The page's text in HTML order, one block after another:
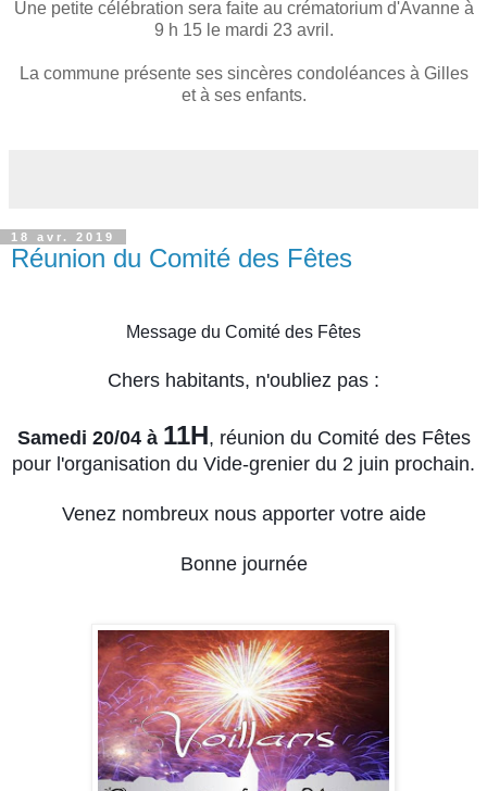
Une petite célébration sera faite au crématorium d'Avanne à
9 h 15 le mardi 23 avril.
La commune présente ses sincères condoléances à Gilles
et à ses enfants.
18 avr. 2019
Réunion du Comité des Fêtes
Message du Comité des Fêtes
Chers habitants, n'oubliez pas :
Samedi 20/04 à 11H, réunion du Comité des Fêtes
pour l'organisation du Vide-grenier du 2 juin prochain.
Venez nombreux nous apporter votre aide
Bonne journée